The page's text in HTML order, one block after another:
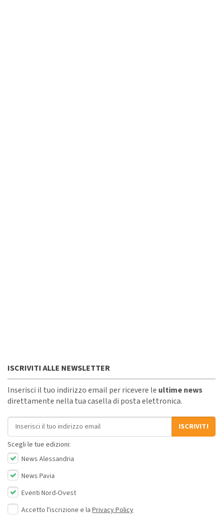
ISCRIVITI ALLE NEWSLETTER
Inserisci il tuo indirizzo email per ricevere le ultime news
direttamente nella tua casella di posta elettronica.
Indirizzo email
ISCRIVITI
Scegli le tue edizioni:
News Alessandria
News Pavia
Eventi Nord-Ovest
Accetto l'iscrizione e la Privacy Policy